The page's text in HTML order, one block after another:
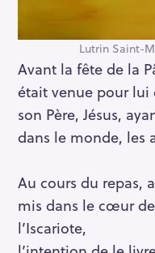
Lutrin Saint-
Avant la fête de la
était venue pour lui
son Père, Jésus,
dans le monde, les
Au cours du repas,
mis dans le cœur
l’Iscariote,